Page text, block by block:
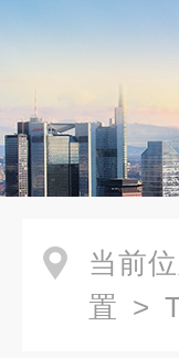
当前位
置 >